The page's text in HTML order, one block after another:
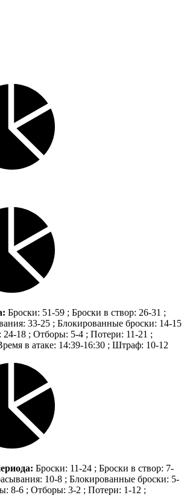
Броски: 51-59 ; Броски в створ: 26-31 ;
33-25 ; Блокированные броски: 14-15
18 ; Отборы: 5-4 ; Потери: 11-21 ;
в атаке: 14:39-16:30 ; Штраф: 10-12
Броски: 11-24 ; Броски в створ: 7-
10-8 ; Блокированные броски: 5-
8-6 ; Отборы: 3-2 ; Потери: 1-12 ;